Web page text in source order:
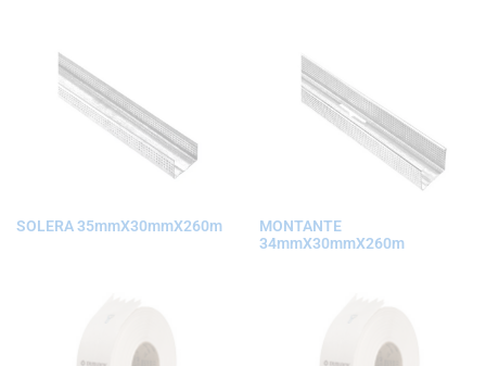
SOLERA 35mmX30mmX260m
MONTANTE
34mmX30mmX260m